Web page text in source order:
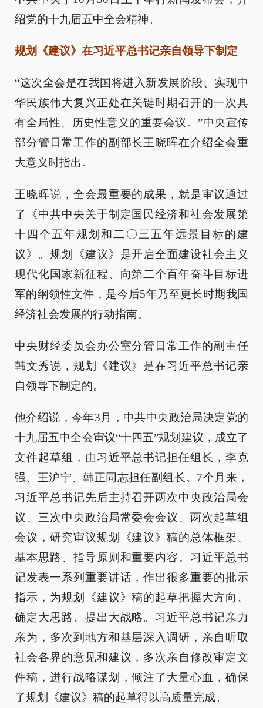
绍党的十九届五中全会精神。
规划《建议》在习近平总书记亲自领导下制定
“这次全会是在我国将进入新发展阶段、实现中
华民族伟大复兴正处在关键时期召开的一次具
有全局性、历史性意义的重要会议。”中央宣传
部分管日常工作的副部长王晓晖在介绍全会重
大意义时指出。
王晓晖说，全会最重要的成果，就是审议通过
了《中共中央关于制定国民经济和社会发展第
十四个五年规划和二〇三五年远景目标的建
议》。规划《建议》是开启全面建设社会主义
现代化国家新征程、向第二个百年奋斗目标进
军的纲领性文件，是今后5年乃至更长时期我国
经济社会发展的行动指南。
中央财经委员会办公室分管日常工作的副主任
韩文秀说，规划《建议》是在习近平总书记亲
自领导下制定的。
他介绍说，今年3月，中共中央政治局决定党的
十九届五中全会审议“十四五”规划建议，成立了
文件起草组，由习近平总书记担任组长，李克
强、王沪宁、韩正同志担任副组长。7个月来，
习近平总书记先后主持召开两次中央政治局会
议、三次中央政治局常委会会议、两次起草组
会议，研究审议规划《建议》稿的总体框架、
基本思路、指导原则和重要内容。习近平总书
记发表一系列重要讲话，作出很多重要的批示
指示，为规划《建议》稿的起草把握大方向、
确定大思路、提出大战略。习近平总书记亲力
亲为，多次到地方和基层深入调研，亲自听取
社会各界的意见和建议，多次亲自修改审定文
件稿，进行战略谋划，倾注了大量心血，确保
了规划《建议》稿的起草得以高质量完成。